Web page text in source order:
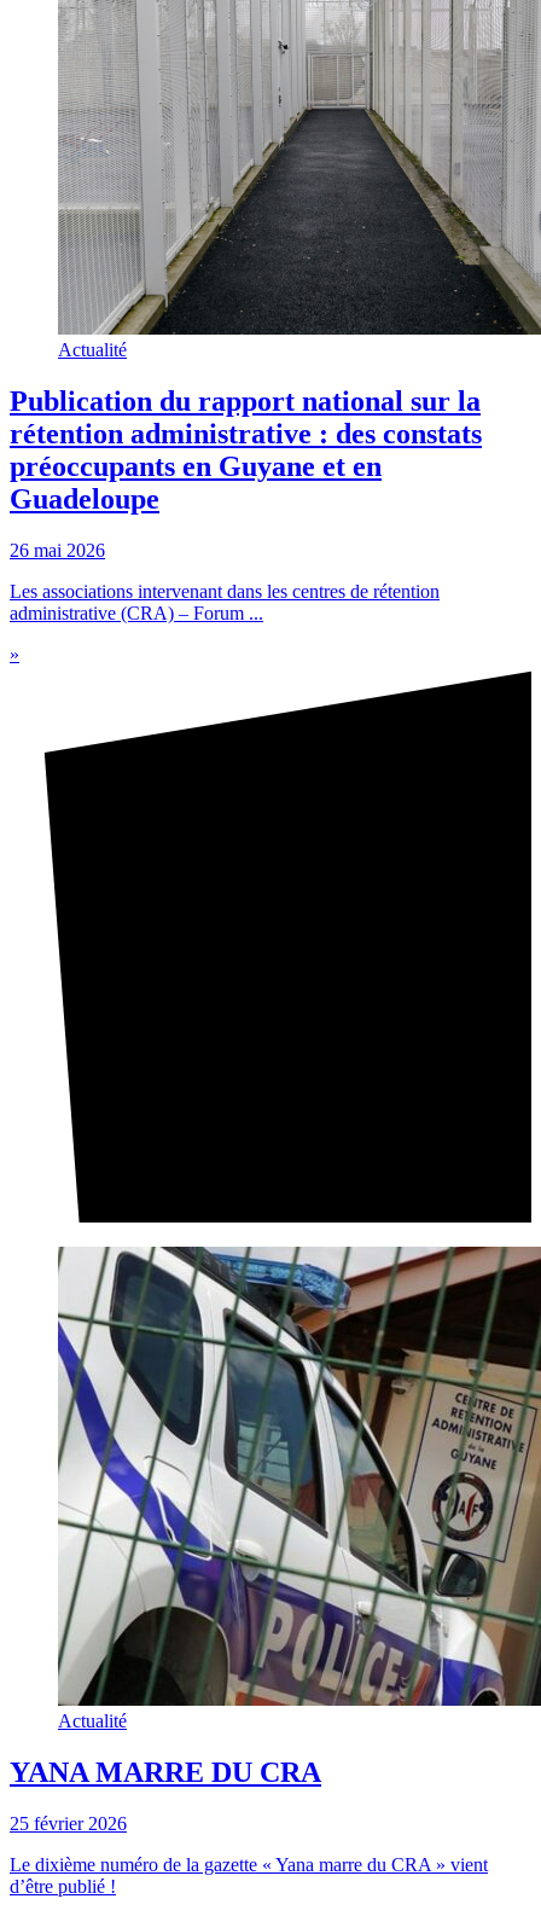
Actualité
Publication du rapport national sur la
rétention administrative : des constats
préoccupants en Guyane et en
Guadeloupe
26 mai 2026
Les associations intervenant dans les centres de rétention
administrative (CRA) – Forum ...
»
Actualité
YANA MARRE DU CRA
25 février 2026
Le dixième numéro de la gazette « Yana marre du CRA » vient
d’être publié !